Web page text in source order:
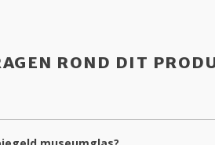
ROND DIT